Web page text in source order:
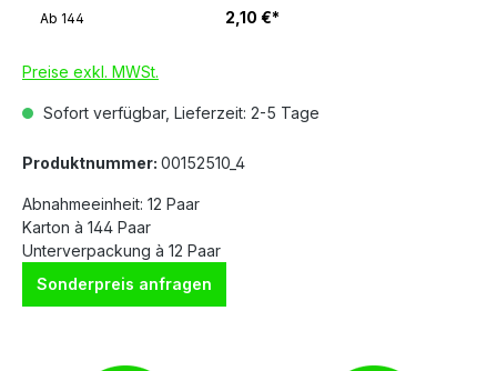
Ab 144 2,10 €*
Preise exkl. MWSt.
Sofort verfügbar, Lieferzeit: 2-5 Tage
Produktnummer: 00152510_4
Abnahmeeinheit: 12 Paar
Karton à 144 Paar
Unterverpackung à 12 Paar
Sonderpreis anfragen